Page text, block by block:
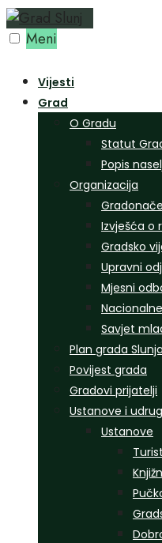
Preskoči
na Meni
Vijesti
Grad
O Gradu
Statut
Popis
Organizacija
Izvješća o
Gradsko
Upravni
Mjesni
Savjet
Plan grada Slunja
Povijest grada
Gradovi prijatelji
Ustanove i
Ustanove